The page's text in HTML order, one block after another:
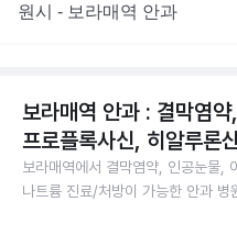
원시 - 보라매역 안과
보라매역 안과 : 결막염
프로플록사신, 히알루론
보라매역에서 결막염약, 인공눈물,
나트륨 진료/처방이 가능한 안과 병